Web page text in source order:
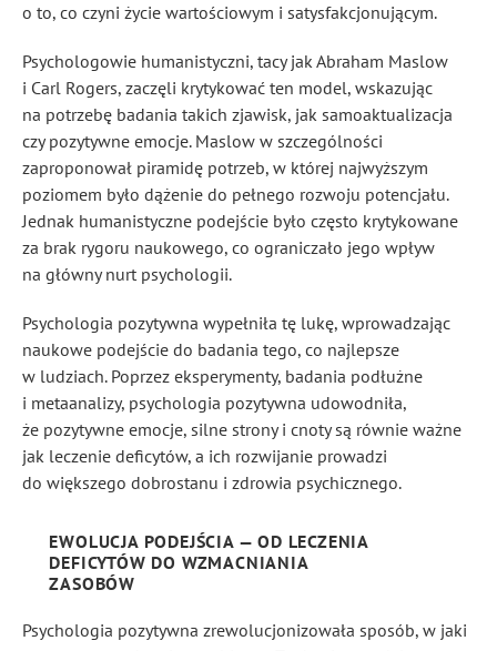
o to, co czyni życie wartościowym i satysfakcjonującym.
Psychologowie humanistyczni, tacy jak Abraham Maslow
i Carl Rogers, zaczęli krytykować ten model, wskazując
na potrzebę badania takich zjawisk, jak samoaktualizacja
czy pozytywne emocje. Maslow w szczególności
zaproponował piramidę potrzeb, w której najwyższym
poziomem było dążenie do pełnego rozwoju potencjału.
Jednak humanistyczne podejście było często krytykowane
za brak rygoru naukowego, co ograniczało jego wpływ
na główny nurt psychologii.
Psychologia pozytywna wypełniła tę lukę, wprowadzając
naukowe podejście do badania tego, co najlepsze
w ludziach. Poprzez eksperymenty, badania podłużne
i metaanalizy, psychologia pozytywna udowodniła,
że pozytywne emocje, silne strony i cnoty są równie ważne
jak leczenie deficytów, a ich rozwijanie prowadzi
do większego dobrostanu i zdrowia psychicznego.
EWOLUCJA PODEJŚCIA — OD LECZENIA
DEFICYTÓW DO WZMACNIANIA
ZASOBÓW
Psychologia pozytywna zrewolucjonizowała sposób, w jaki